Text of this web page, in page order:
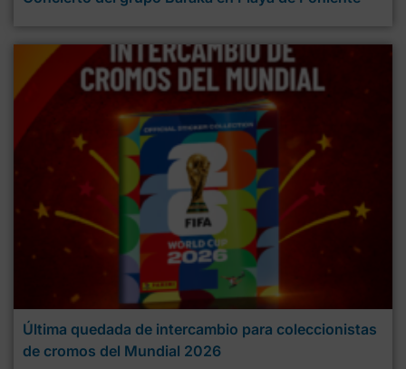
Última quedada de intercambio para coleccionistas
de cromos del Mundial 2026